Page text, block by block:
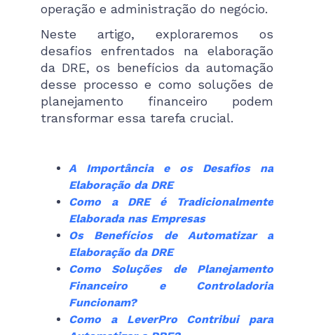
operação e administração do negócio.
Neste artigo, exploraremos os
desafios enfrentados na elaboração
da DRE, os benefícios da automação
desse processo e como soluções de
planejamento financeiro podem
transformar essa tarefa crucial.
A Importância e os Desafios na
Elaboração da DRE
Como a DRE é Tradicionalmente
Elaborada nas Empresas
Os Benefícios de Automatizar a
Elaboração da DRE
Como Soluções de Planejamento
Financeiro e Controladoria
Funcionam?
Como a LeverPro Contribui para